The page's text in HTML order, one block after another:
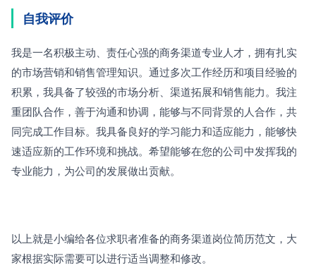
自我评价
我是一名积极主动、责任心强的商务渠道专业人才，拥有扎实
的市场营销和销售管理知识。通过多次工作经历和项目经验的
积累，我具备了较强的市场分析、渠道拓展和销售能力。我注
重团队合作，善于沟通和协调，能够与不同背景的人合作，共
同完成工作目标。我具备良好的学习能力和适应能力，能够快
速适应新的工作环境和挑战。希望能够在您的公司中发挥我的
专业能力，为公司的发展做出贡献。
以上就是小编给各位求职者准备的商务渠道岗位简历范文，大
家根据实际需要可以进行适当调整和修改。